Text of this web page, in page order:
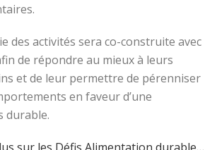
des activités sera co-construite avec
de répondre au mieux à leurs
et de leur permettre de pérenniser
en faveur d’une
durable.